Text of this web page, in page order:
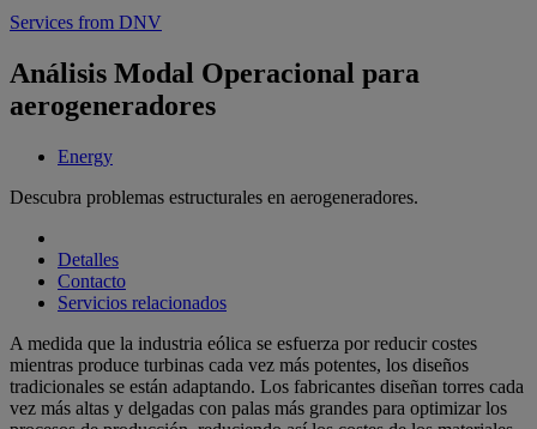
Services from DNV
Análisis Modal Operacional para
aerogeneradores
Energy
Descubra problemas estructurales en aerogeneradores.
Detalles
Contacto
Servicios relacionados
A medida que la industria eólica se esfuerza por reducir costes
mientras produce turbinas cada vez más potentes, los diseños
tradicionales se están adaptando. Los fabricantes diseñan torres cada
vez más altas y delgadas con palas más grandes para optimizar los